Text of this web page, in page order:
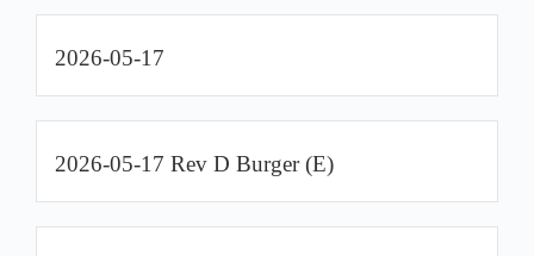
2026-05-17
2026-05-17 Rev D Burger (E)